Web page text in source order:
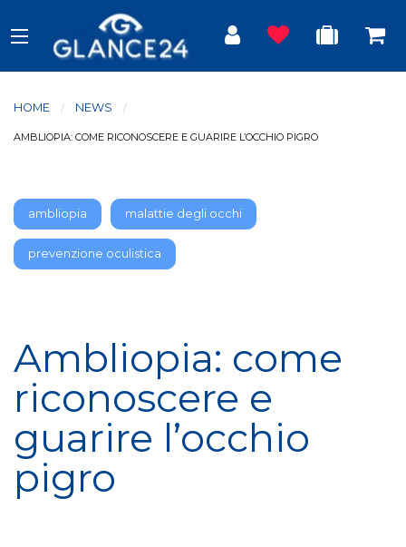
HOME NEWS
CURRENT:
AMBLIOPIA: COME RICONOSCERE E GUARIRE L’OCCHIO PIGRO
ambliopia malattie degli occhi
prevenzione oculistica
Ambliopia: come
riconoscere e
guarire l’occhio
pigro